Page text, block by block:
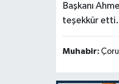
Başkanı
teşekkür
Muhabir: